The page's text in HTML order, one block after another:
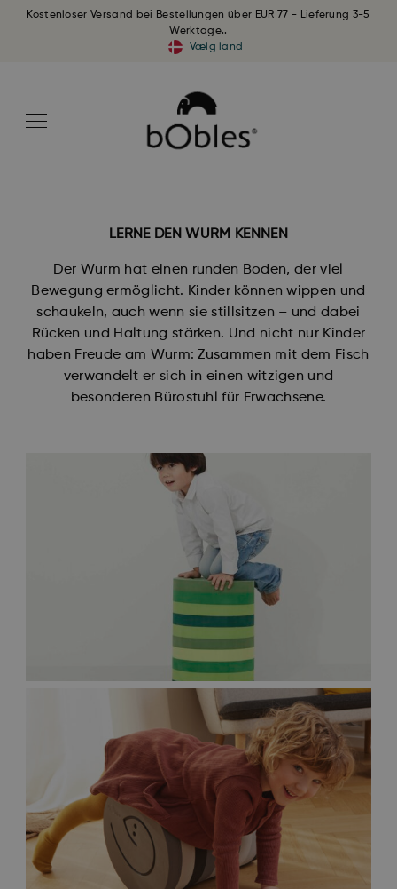
Kostenloser Versand bei Bestellungen über EUR 77 - Lieferung 3-5
Werktage..
Vælg land
LERNE DEN WURM KENNEN
Der Wurm hat einen runden Boden, der viel
Bewegung ermöglicht. Kinder können wippen und
schaukeln, auch wenn sie stillsitzen – und dabei
Rücken und Haltung stärken. Und nicht nur Kinder
haben Freude am Wurm: Zusammen mit dem Fisch
verwandelt er sich in einen witzigen und
besonderen Bürostuhl für Erwachsene.